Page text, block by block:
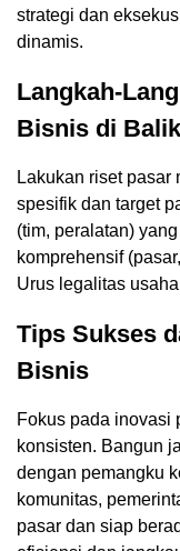
strategi dan
dinamis.
Langkah-
Bisnis di
Lakukan riset pasar
spesifik dan target
(tim, peralatan)
komprehensif
Urus legalitas
Tips Sukses
Bisnis
Fokus pada inovasi
konsisten. Bangun
dengan pemangku
komunitas,
pasar dan siap